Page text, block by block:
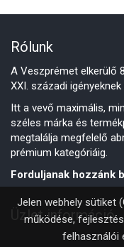
Rólunk
A Veszprémet elkerülő
XXI. századi
Itt a vevő maximális,
széles márka és
megtalálja megfelelő
prémium kategóriáig.
Forduljanak hozzánk
Üzlet információ
Jelen webhely sütiket
működése,
felhasználói